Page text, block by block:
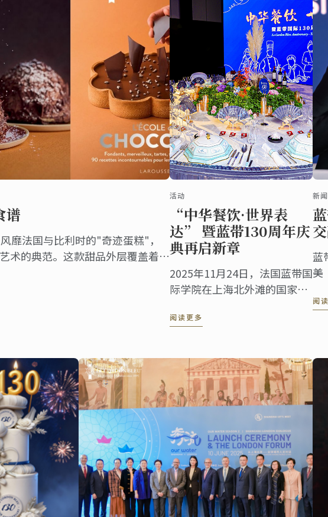
谱
靡法国与比利时的"奇迹蛋糕"，
术的典范。这款甜品外层覆盖着深
力慕斯的精妙结合。
活动
“中华餐饮·世界表
达” 暨蓝带130周年庆
典再启新章
2025年11月24日，法国蓝带国
际学院在上海北外滩的国家级
举办了盛大的“中华餐饮·世
领事、国际友人，以及来自艺
术、文化等各界的嘉宾齐聚一
堂，共同见证这一具有历史意
义的文化交流盛事。
阅读更多
新闻
蓝
美
阅